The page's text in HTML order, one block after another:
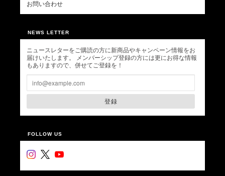
お問い合わせ
NEWS LETTER
ニュースレターをご購読の方に新商品やキャンペーン情報をお
届けいたします。 メンバーシップ登録の方には更にお得な情報
もありますので、併せてご登録を！
登録
FOLLOW US